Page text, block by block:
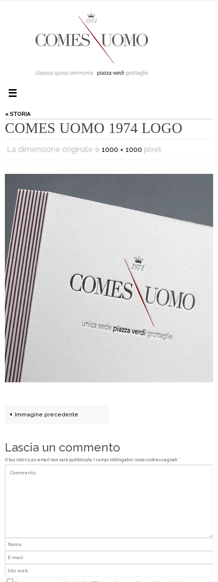
« STORIA
COMES UOMO 1974 LOGO
La dimensione originale è 1000 × 1000 pixel
Immagine precedente
Lascia un commento
Il tuo indirizzo email non sarà pubblicato. I campi obbligatori sono contrassegnati *